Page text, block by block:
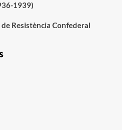
1939)
Resistència Confederal